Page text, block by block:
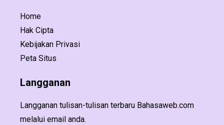
Home
Hak Cipta
Kebijakan Privasi
Peta Situs
Langganan
Langganan tulisan-tulisan terbaru Bahasaweb.com
melalui email anda.